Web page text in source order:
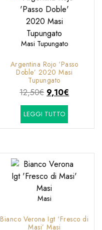
Masi Tupungato
Argentina Rojo ‘Passo
Doble’ 2020 Masi
Tupungato
12,50€ Il
prezzo
originale
era:
9,10€
è:
LEGGI TUTTO
Masi
Bianco Verona Igt ‘Fresco di
Masi’ Masi